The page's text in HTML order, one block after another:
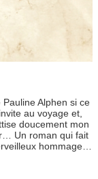
Alphen si ce
au voyage et,
doucement mon
Un roman qui fait
hommage…